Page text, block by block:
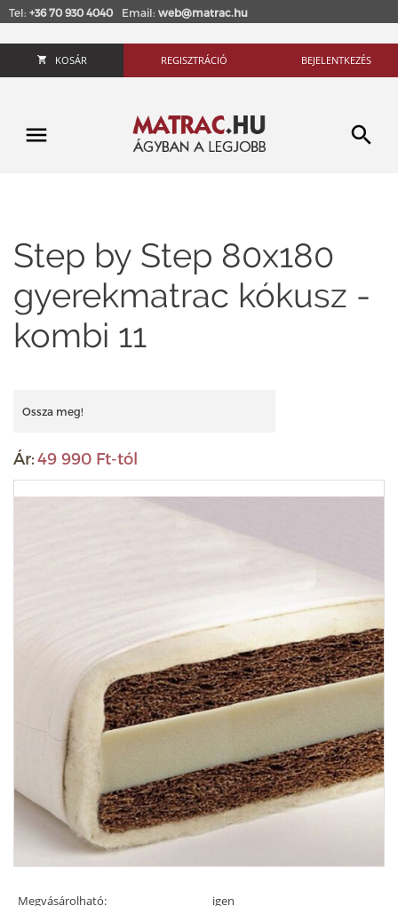
Tel: +36 70 930 4040 Email: web@matrac.hu
KOSÁR REGISZTRÁCIÓ BEJELENTKEZÉS
Step by Step 80x180
gyerekmatrac kókusz -
kombi 11
Ossza meg!
Ár:49 990 Ft-tól
Megvásárolható:
igen